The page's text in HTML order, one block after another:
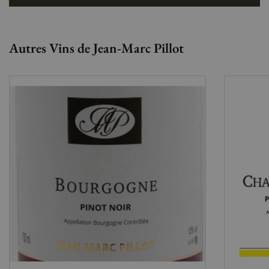
Autres Vins de Jean-Marc Pillot